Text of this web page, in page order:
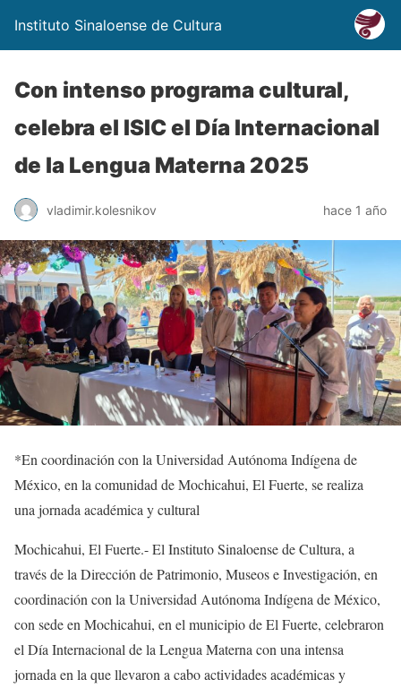
Instituto Sinaloense de Cultura
Con intenso programa cultural,
celebra el ISIC el Día Internacional
de la Lengua Materna 2025
vladimir.kolesnikov hace 1 año
*En coordinación con la Universidad Autónoma Indígena de
México, en la comunidad de Mochicahui, El Fuerte, se realiza
una jornada académica y cultural
Mochicahui, El Fuerte.-El Instituto Sinaloense de Cultura, a
través de la Dirección de Patrimonio, Museos e Investigación, en
coordinación con la Universidad Autónoma Indígena de México,
con sede en Mochicahui, en el municipio deEl Fuerte, celebraron
el Día Internacional de la Lengua Materna con una intensa
jornada en la que llevaron a cabo actividadesacadémicas y